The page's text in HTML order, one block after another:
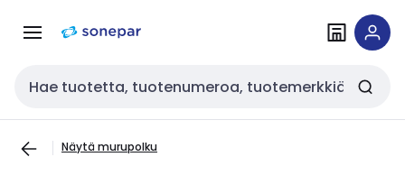
navigointiinsisältöön
Haku
Näytä murupolku